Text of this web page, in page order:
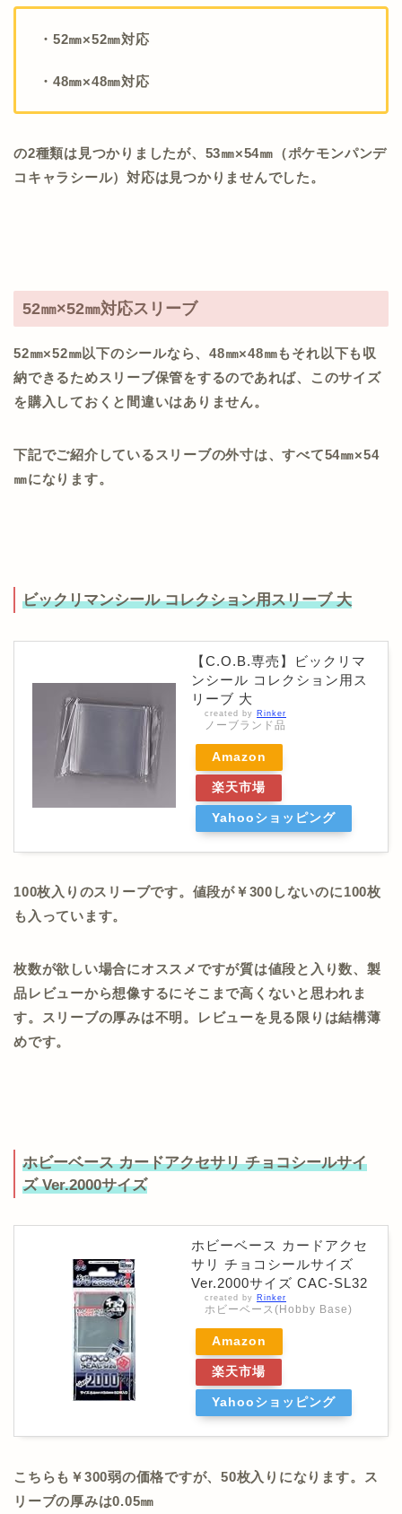
・52㎜×52㎜対応
・48㎜×48㎜対応
の2種類は見つかりましたが、53㎜×54㎜（ポケモンパンデ
コキャラシール）対応は見つかりませんでした。
52㎜×52㎜対応スリーブ
52㎜×52㎜以下のシールなら、48㎜×48㎜もそれ以下も収
納できるためスリーブ保管をするのであれば、このサイズ
を購入しておくと間違いはありません。
下記でご紹介しているスリーブの外寸は、すべて54㎜×54
㎜になります。
ビックリマンシール コレクション用スリーブ 大
【C.O.B.専売】ビックリマ
ンシール コレクション用ス
リーブ 大
created by Rinker
ノーブランド品
Amazon
楽天市場
Yahooショッピング
100枚入りのスリーブです。値段が￥300しないのに100枚
も入っています。
枚数が欲しい場合にオススメですが質は値段と入り数、製
品レビューから想像するにそこまで高くないと思われま
す。スリーブの厚みは不明。レビューを見る限りは結構薄
めです。
ホビーベース カードアクセサリ チョコシールサイ
ズ Ver.2000サイズ
ホビーベース カードアクセ
サリ チョコシールサイズ
Ver.2000サイズ CAC-SL32
created by Rinker
ホビーベース(Hobby Base)
Amazon
楽天市場
Yahooショッピング
こちらも￥300弱の価格ですが、50枚入りになります。ス
リーブの厚みは0.05㎜